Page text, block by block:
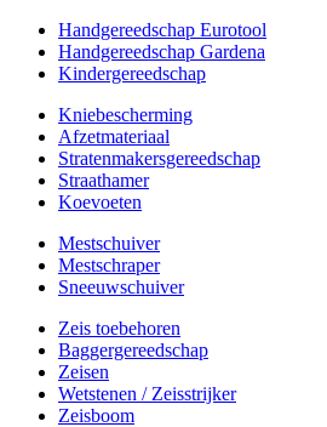
Handgereedschap Eurotool
Handgereedschap Gardena
Kindergereedschap
Kniebescherming
Afzetmateriaal
Stratenmakersgereedschap
Straathamer
Koevoeten
Mestschuiver
Mestschraper
Sneeuwschuiver
Zeis toebehoren
Baggergereedschap
Zeisen
Wetstenen / Zeisstrijker
Zeisboom